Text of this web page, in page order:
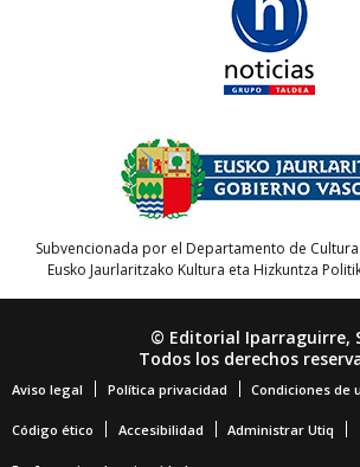
Subvencionada por el Departamento de
Eusko Jaurlaritzako Kultura eta Hizkuntza
© Editorial Iparraguirre,
Todos los derechos
Aviso legal Política privacidad Condiciones de
Código ético Accesibilidad Administrar Utiq